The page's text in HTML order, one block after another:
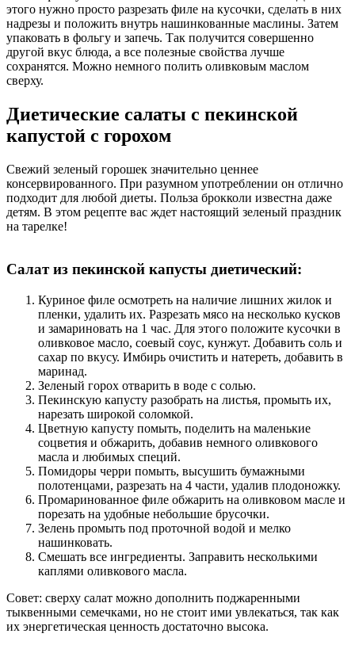
этого нужно просто разрезать филе на кусочки, сделать в них
надрезы и положить внутрь нашинкованные маслины. Затем
упаковать в фольгу и запечь. Так получится совершенно
другой вкус блюда, а все полезные свойства лучше
сохранятся. Можно немного полить оливковым маслом
сверху.
Диетические салаты с пекинской
капустой с горохом
Свежий зеленый горошек значительно ценнее
консервированного. При разумном употреблении он отлично
подходит для любой диеты. Польза брокколи известна даже
детям. В этом рецепте вас ждет настоящий зеленый праздник
на тарелке!
Салат из пекинской капусты диетический:
Куриное филе осмотреть на наличие лишних жилок и
пленки, удалить их. Разрезать мясо на несколько кусков
и замариновать на 1 час. Для этого положите кусочки в
оливковое масло, соевый соус, кунжут. Добавить соль и
сахар по вкусу. Имбирь очистить и натереть, добавить в
маринад.
Зеленый горох отварить в воде с солью.
Пекинскую капусту разобрать на листья, промыть их,
нарезать широкой соломкой.
Цветную капусту помыть, поделить на маленькие
соцветия и обжарить, добавив немного оливкового
масла и любимых специй.
Помидоры черри помыть, высушить бумажными
полотенцами, разрезать на 4 части, удалив плодоножку.
Промаринованное филе обжарить на оливковом масле и
порезать на удобные небольшие брусочки.
Зелень промыть под проточной водой и мелко
нашинковать.
Смешать все ингредиенты. Заправить несколькими
каплями оливкового масла.
Совет: сверху салат можно дополнить поджаренными
тыквенными семечками, но не стоит ими увлекаться, так как
их энергетическая ценность достаточно высока.